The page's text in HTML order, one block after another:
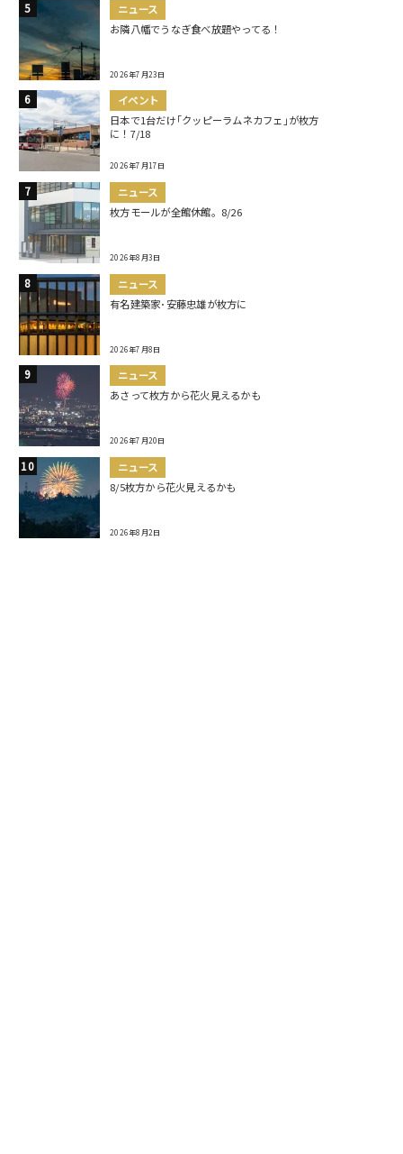
ニュース
お隣八幡でうなぎ食べ放題やってる！
2026年7月23日
イベント
日本で1台だけ｢クッピーラムネカフェ｣が枚方
に！7/18
2026年7月17日
ニュース
枚方モールが全館休館。8/26
2026年8月3日
ニュース
有名建築家･安藤忠雄が枚方に
2026年7月8日
ニュース
あさって枚方から花火見えるかも
2026年7月20日
ニュース
8/5枚方から花火見えるかも
2026年8月2日